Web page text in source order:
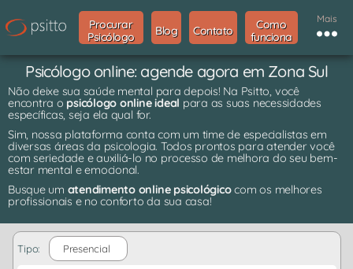
Procurar
Psicólogo
Blog Contato
Como
funciona
Mais
Psicólogo online: agende agora em Zona Sul
Não deixe sua saúde mental para depois! Na Psitto, você
encontra o psicólogo online ideal para as suas necessidades
específicas, seja ela qual for.
Sim, nossa plataforma conta com um time de especialistas em
diversas áreas da psicologia. Todos prontos para atender você
com seriedade e auxiliá-lo no processo de melhora do seu bem-
estar mental e emocional.
Busque um atendimento online psicológicocom os melhores
profissionais e no conforto da sua casa!
Tipo: Presencial